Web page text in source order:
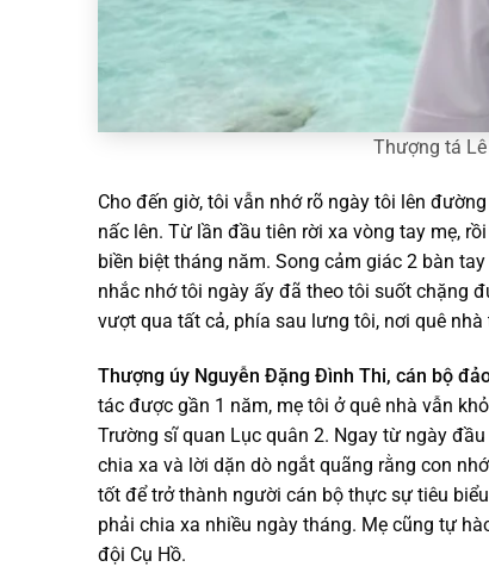
Thượng tá
Cho đến giờ, tôi vẫn nhớ rõ ngày tôi lên
nấc lên. Từ lần đầu tiên rời xa vòng tay mẹ,
biền biệt tháng năm. Song cảm giác 2 bàn
nhắc nhớ tôi ngày ấy đã theo tôi suốt chặng
vượt qua tất cả, phía sau lưng tôi, nơi quê
Thượng úy Nguyễn Đặng Đình Thi, cán bộ
tác được gần 1 năm, mẹ tôi ở quê nhà vẫn
Trường sĩ quan Lục quân 2. Ngay từ ngày
chia xa và lời dặn dò ngắt quãng rằng con
tốt để trở thành người cán bộ thực sự tiêu
phải chia xa nhiều ngày tháng. Mẹ cũng tự
đội Cụ Hồ.